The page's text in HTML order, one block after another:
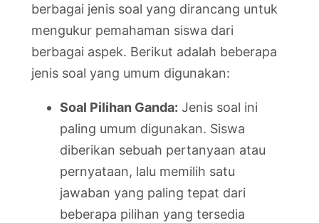
berbagai jenis soal yang dirancang untuk
mengukur pemahaman siswa dari
berbagai aspek. Berikut adalah beberapa
jenis soal yang umum digunakan:
Soal Pilihan Ganda: Jenis soal ini
paling umum digunakan. Siswa
diberikan sebuah pertanyaan atau
pernyataan, lalu memilih satu
jawaban yang paling tepat dari
beberapa pilihan yang tersedia